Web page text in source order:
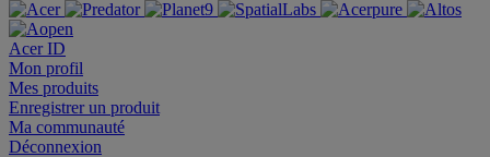
Acer ID
Mon profil
Mes produits
Enregistrer un produit
Ma communauté
Déconnexion